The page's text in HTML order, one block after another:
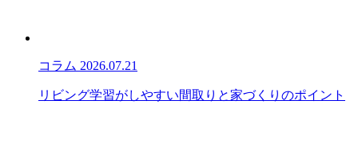
コラム 2026.07.21
リビング学習がしやすい間取りと家づくりのポイント